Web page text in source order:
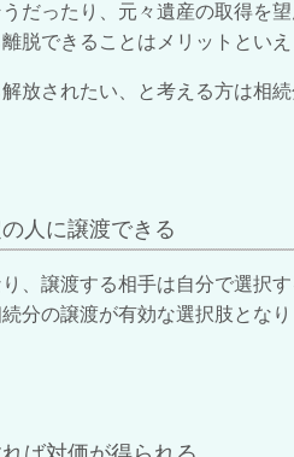
だったり、元々遺産の取得を
脱できることはメリットとい
放されたい、と考える方は相
人に譲渡できる
、譲渡する相手は自分で選択
分の譲渡が有効な選択肢となり